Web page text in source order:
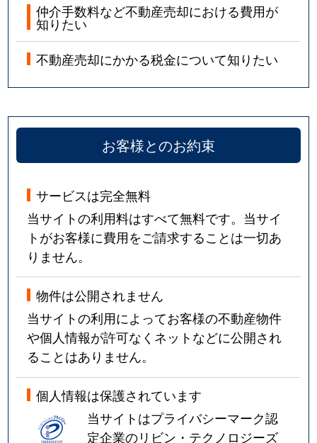
仲介手数料など不動産売却における費用が
知りたい
不動産売却にかかる税金について知りたい
お客様とのお約束
サービスは完全無料
当サイトの利用料はすべて無料です。当サイ
トがお客様に費用をご請求することは一切あ
りません。
物件は公開されません
当サイトの利用によってお客様の不動産物件
や個人情報が許可なくネットなどに公開され
ることはありません。
個人情報は保護されています
当サイトはプライバシーマーク認
定企業のリビン・テクノロジーズ